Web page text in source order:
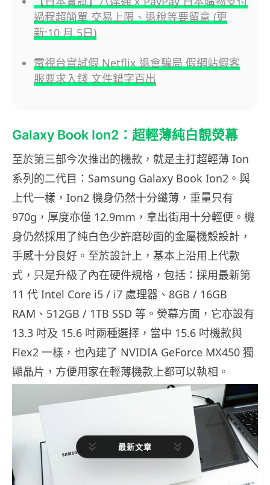
過程超簡單 交易上限、退稅等要留意 (更
新:10 月 5日)
電視台實試假 Netflix 退會騙局 假網站假客
服要求入錢 文件錯字百出
Galaxy Book Ion2：超輕薄純白靚熒幕
至於第三部今次推出的機款，就是主打超輕薄 Ion
系列的二代目：Samsung Galaxy Book Ion2。與
上代一樣，Ion2 機身仍然十分纖薄，重量只有
970g，厚度亦僅 12.9mm，拿出街用十分輕便。機
身仍然採用了純白色少許磨砂面的金屬機殼設計，
手感十分良好。至於設計上，基本上沿用上代款
式，只是升級了內在硬件規格，包括：採用最新第
11 代 Intel Core i5 / i7 處理器、8GB / 16GB
RAM、512GB / 1TB SSD 等。熒幕方面，它亦設有
13.3 吋及 15.6 吋兩種選擇，當中 15.6 吋機款與
Flex2 一樣，也內建了 NVIDIA GeForce MX450 獨
顯晶片，方便用家在輕薄機款上都可以執相。
最新文章